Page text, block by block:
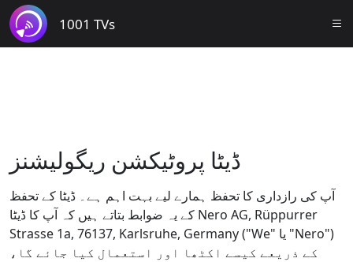
1001 TVs
ڈیٹا پروٹیکشن ریگولیشنز
آپ کی رازداری کا تحفظ ہمارے لیے بہت اہم ہے۔ ڈیٹا کے تحفظ
کے یہ ضوابط بتاتے ہیں کہ آپ کا ڈیٹا Nero AG, Rüppurrer
Strasse 1a, 76137, Karlsruhe, Germany ("We" یا "Nero")
کے ذریعے کیسے اکٹھا اور استعمال کیا جائے گا،